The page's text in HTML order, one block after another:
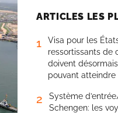
ARTICLES LES
1
Visa pour les
ressortissants de
doivent
pouvant
2
Système
Schengen: les